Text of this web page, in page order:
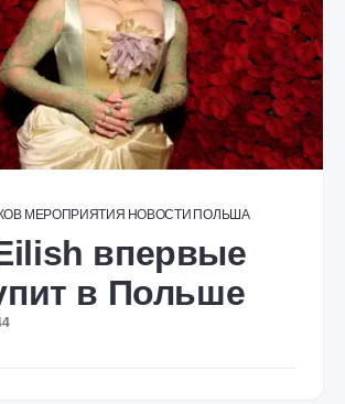
МЕРОПРИЯТИЯ НОВОСТИ ПОЛЬША
впервые
в Польше